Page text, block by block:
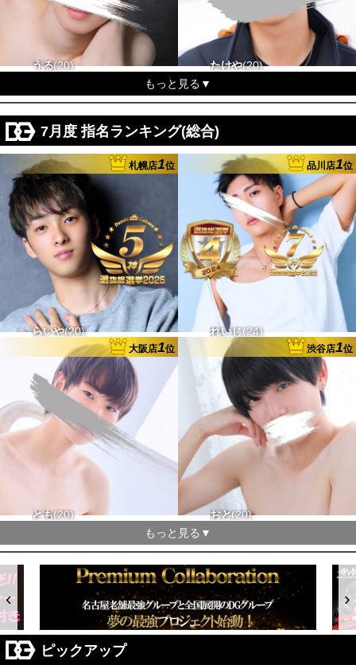
うる 20
170-52 タチ〇 ウケ〇
たけや 20
165-53 タチx ウケx
もっと見る▼
7月度 指名ランキング(総合)
札幌店1位
らいや 20
168-55 タチ△ ウケx
品川店1位
れいじ 24
174-60 タチ△ ウケ〇
大阪店1位
とも 20
174-50 タチ△ ウケx
渋谷店1位
おと 20
180-57 タチx ウケ△
もっと見る▼
‹ ›
ピックアップ